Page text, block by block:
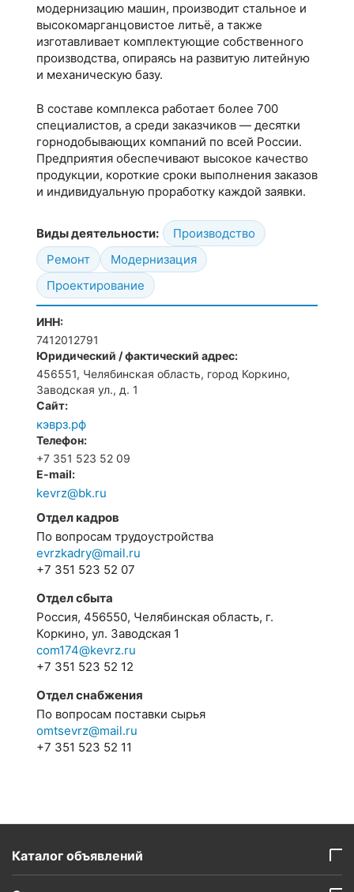
модернизацию машин, производит стальное и
высокомарганцовистое литьё, а также
изготавливает комплектующие собственного
производства, опираясь на развитую литейную
и механическую базу.
В составе комплекса работает более 700
специалистов, а среди заказчиков — десятки
горнодобывающих компаний по всей России.
Предприятия обеспечивают высокое качество
продукции, короткие сроки выполнения заказов
и индивидуальную проработку каждой заявки.
Виды деятельности:
Производство
Ремонт
Модернизация
Проектирование
ИНН:
7412012791
Юридический / фактический адрес:
456551, Челябинская область, город Коркино,
Заводская ул., д. 1
Сайт:
кэврз.рф
Телефон:
+7 351 523 52 09
E-mail:
kevrz@bk.ru
Отдел кадров
По вопросам трудоустройства
evrzkadry@mail.ru
+7 351 523 52 07
Отдел сбыта
Россия, 456550, Челябинская область, г.
Коркино, ул. Заводская 1
com174@kevrz.ru
+7 351 523 52 12
Отдел снабжения
По вопросам поставки сырья
omtsevrz@mail.ru
+7 351 523 52 11
Каталог объявлений